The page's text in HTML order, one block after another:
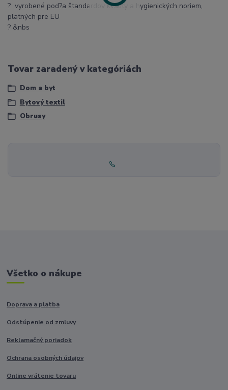
? vyrobené pod?a štandardov kvality a hygienických noriem,
platných pre EU
? &nbs
Tovar zaradený v kategóriách
Dom a byt
Bytový textil
Obrusy
Všetko o nákupe
Doprava a platba
Odstúpenie od zmluvy
Reklamačný poriadok
Ochrana osobných údajov
Online vrátenie tovaru